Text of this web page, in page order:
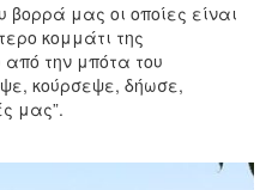
μας οι οποίες είναι
κομμάτι της
την μπότα του
κούρσεψε, δήωσε,
μας”.